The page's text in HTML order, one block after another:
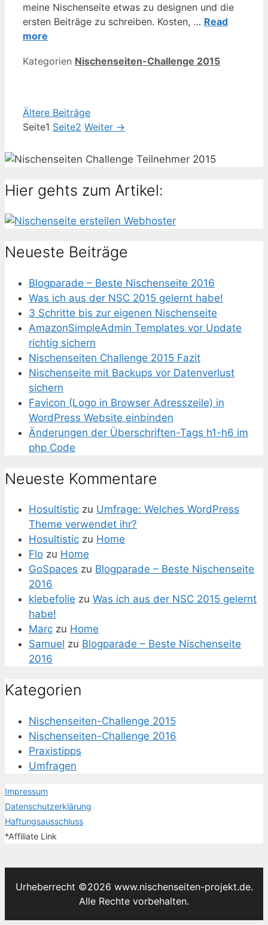
meine Nischenseite etwas zu designen und die
ersten Beiträge zu schreiben. Kosten, … Read
more
Kategorien Nischenseiten-Challenge 2015
Ältere Beiträge
Seite1 Seite2 Weiter →
Hier gehts zum Artikel:
Neueste Beiträge
Blogparade – Beste Nischenseite 2016
Was ich aus der NSC 2015 gelernt habe!
3 Schritte bis zur eigenen Nischenseite
AmazonSimpleAdmin Templates vor Update
richtig sichern
Nischenseiten Challenge 2015 Fazit
Nischenseite mit Backups vor Datenverlust
sichern
Favicon (Logo in Browser Adresszeile) in
WordPress Website einbinden
Änderungen der Überschriften-Tags h1-h6 im
php Code
Neueste Kommentare
Hosultistic zu Umfrage: Welches WordPress
Theme verwendet ihr?
Hosultistic zu Home
Flo zu Home
GoSpaces zu Blogparade – Beste Nischenseite
2016
klebefolie zu Was ich aus der NSC 2015 gelernt
habe!
Marc zu Home
Samuel zu Blogparade – Beste Nischenseite
2016
Kategorien
Nischenseiten-Challenge 2015
Nischenseiten-Challenge 2016
Praxistipps
Umfragen
Impressum
Datenschutzerklärung
Haftungsausschluss
*Affiliate Link
Urheberrecht ©2026 www.nischenseiten-projekt.de.
Alle Rechte vorbehalten.